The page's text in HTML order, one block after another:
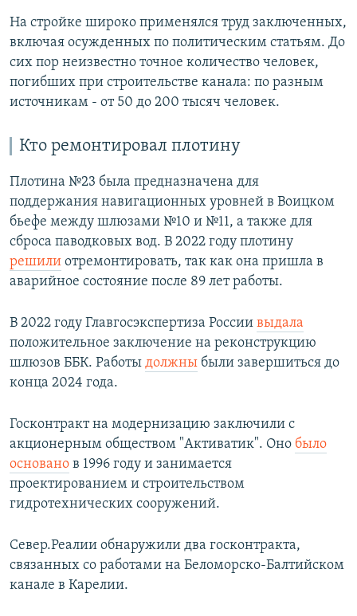
На стройке широко применялся труд заключенных,
включая осужденных по политическим статьям. До
сих пор неизвестно точное количество человек,
погибших при строительстве канала: по разным
источникам - от 50 до 200 тысяч человек.
Кто ремонтировал плотину
Плотина №23 была предназначена для
поддержания навигационных уровней в Воицком
бьефе между шлюзами №10 и №11, а также для
сброса паводковых вод. В 2022 году плотину
решили отремонтировать, так как она пришла в
аварийное состояние после 89 лет работы.
В 2022 году Главгосэкспертиза России выдала
положительное заключение на реконструкцию
шлюзов ББК. Работы должны были завершиться до
конца 2024 года.
Госконтракт на модернизацию заключили с
акционерным обществом "Активатик". Оно было
основано в 1996 году и занимается
проектированием и строительством
гидротехнических сооружений.
Север.Реалии обнаружили два госконтракта,
связанных со работами на Беломорско-Балтийском
канале в Карелии.